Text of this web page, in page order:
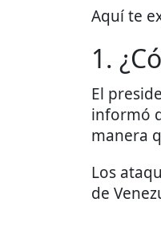
Aquí te
1.
El
informó
manera
Los
de